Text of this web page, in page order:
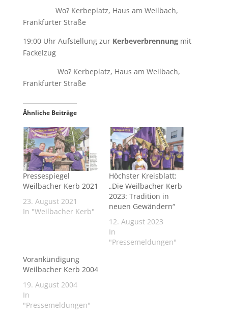
Wo? Kerbeplatz, Haus am Weilbach,
Frankfurter Straße
19:00 Uhr Aufstellung zur Kerbeverbrennungmit
Fackelzug
Wo? Kerbeplatz, Haus am Weilbach,
Frankfurter Straße
Ähnliche Beiträge
Pressespiegel
Weilbacher Kerb 2021
23. August 2021
In "Weilbacher Kerb"
Höchster Kreisblatt:
„Die Weilbacher Kerb
2023: Tradition in
neuen Gewändern“
12. August 2023
In
"Pressemeldungen"
Vorankündigung
Weilbacher Kerb 2004
19. August 2004
In
"Pressemeldungen"